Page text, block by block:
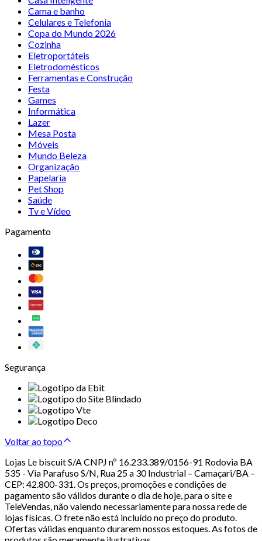
Cama e banho
Celulares e Telefonia
Copa do Mundo 2026
Cozinha
Eletroportáteis
Eletrodomésticos
Ferramentas e Construção
Festa
Games
Informática
Lazer
Mesa Posta
Móveis
Mundo Beleza
Organização
Papelaria
Pet Shop
Saúde
Tv e Vídeo
Pagamento
Segurança
Voltar ao topo
Lojas Le biscuit S/A CNPJ nº 16.233.389/0156-91 Rodovia BA
535 - Via Parafuso S/N, Rua 25 a 30 Industrial – Camaçari/BA –
CEP: 42.800-331. Os preços, promoções e condições de
pagamento são válidos durante o dia de hoje, para o site e
TeleVendas, não valendo necessariamente para nossa rede de
lojas físicas. O frete não está incluído no preço do produto.
Ofertas válidas enquanto durarem nossos estoques. As fotos de